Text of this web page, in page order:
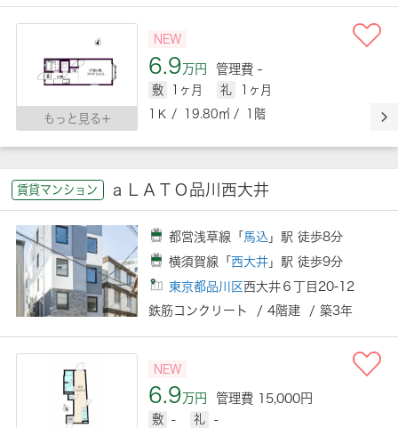
もっと見る
NEW
6.9万円 管理費 -
敷 1ヶ月 礼
1ヶ月
1Ｋ / 19.80㎡ / 1階
賃貸マンション ａＬＡＴＯ品川西大井
都営浅草線「 馬込 」駅 徒歩8分
横須賀線「 西大井 」駅 徒歩9分
東京都品川区西大井６丁目20-12
鉄筋コンクリート / 4階建 / 築3年
NEW
6.9万円 管理費 15,000円
敷 - 礼 -